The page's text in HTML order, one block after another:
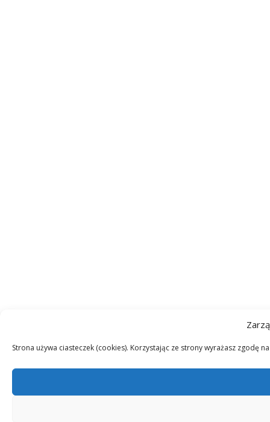
Strona używa ciasteczek (cookies). Korzystając ze strony wyrażasz zgodę